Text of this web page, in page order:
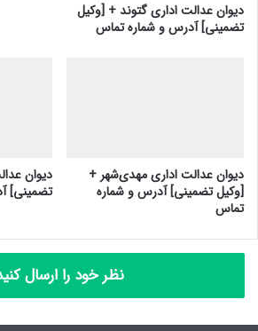
دیوان عدالت اداری گتوند + [وکیل
تضمینی] آدرس و شماره تماس
دیوان عدالت اداری مهدی‌شهر +
[وکیل تضمینی] آدرس و شماره
تماس
دیوان
تضمینی]
نظر خود را ارسال